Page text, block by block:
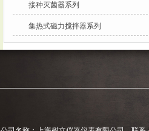
接种灭菌器系列
集热式磁力搅拌器系列